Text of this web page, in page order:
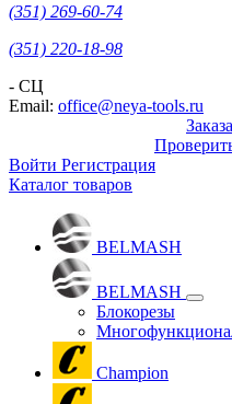
(351) 269-60-74
(351) 220-18-98
- СЦ
Email: office@neya-tools.ru
Войти Регистрация
Каталог товаров
BELMASH
BELMASH
Блокорезы
Champion